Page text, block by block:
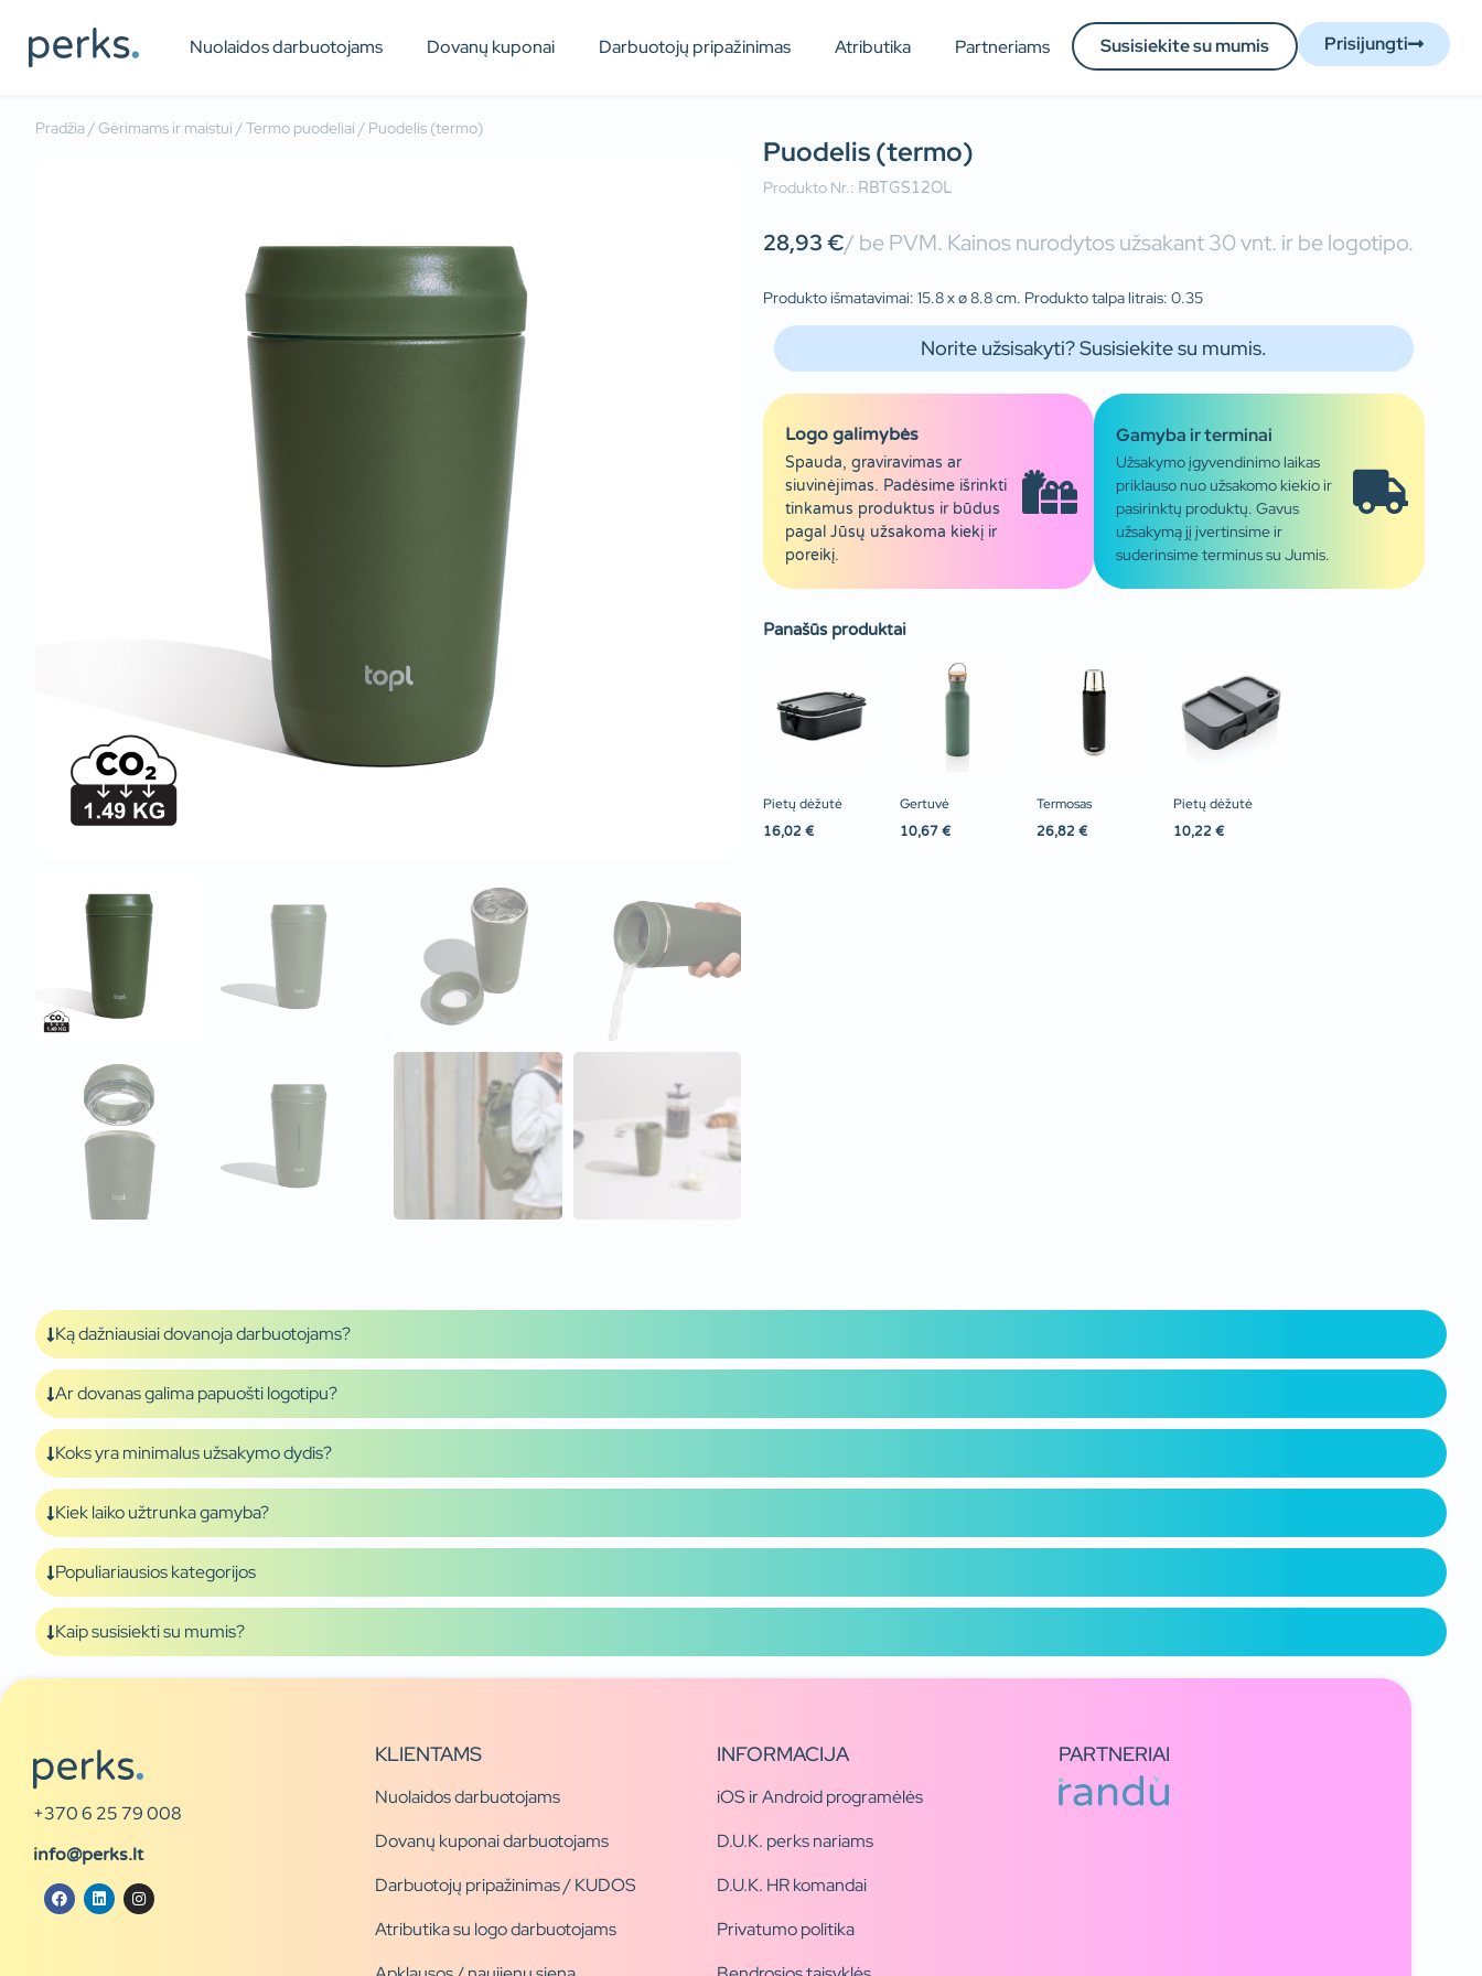
Nuolaidos darbuotojams Dovanų kuponai Darbuotojų pripažinimas Atributika Partneriams Susisiekite su mumis Prisijungti
Pradžia/Gėrimams ir maistui /Termo puodeliai / Puodelis (termo)
Puodelis (termo)
Produkto Nr.: RBTGS12OL
28,93€/ be PVM. Kainos nurodytos užsakant 30 vnt. ir be logotipo.
Produkto išmatavimai: 15.8 x ø 8.8 cm. Produkto talpa litrais: 0.35
Norite užsisakyti? Susisiekite su mumis.
Logo galimybės
Spauda, graviravimas ar
siuvinėjimas. Padėsime išrinkti
tinkamus produktus ir būdus
pagal Jūsų užsakoma kiekį ir
poreikį.
Gamyba ir terminai
Užsakymo įgyvendinimo laikas
priklauso nuo užsakomo kiekio ir
pasirinktų produktų. Gavus
užsakymą jį įvertinsime ir
suderinsime terminus su Jumis.
Panašūs produktai
Pietų dėžutė
16,02 €
Gertuvė
10,67 €
Termosas
26,82 €
Pietų dėžutė
10,22 €
Ką dažniausiai dovanoja darbuotojams?
Ar dovanas galima papuošti logotipu?
Koks yra minimalus užsakymo dydis?
Kiek laiko užtrunka gamyba?
Populiariausios kategorijos
Kaip susisiekti su mumis?
+370 6 25 79 008
info@perks.lt
KLIENTAMS
Nuolaidos darbuotojams
Dovanų kuponai darbuotojams
Darbuotojų pripažinimas / KUDOS
Atributika su logo darbuotojams
INFORMACIJA
iOS ir Android programėlės
D.U.K. perks nariams
D.U.K. HR komandai
Privatumo politika
PARTNERIAI